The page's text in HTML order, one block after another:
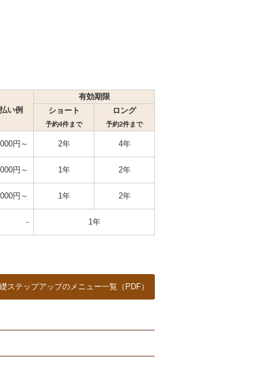
い例
有効期限
ショート
予約4件まで
ロング
予約2件まで
円～ 2年 4年
円～ 1年 2年
円～ 1年 2年
- 1年
ステップアップのメニュー一覧（PDF）